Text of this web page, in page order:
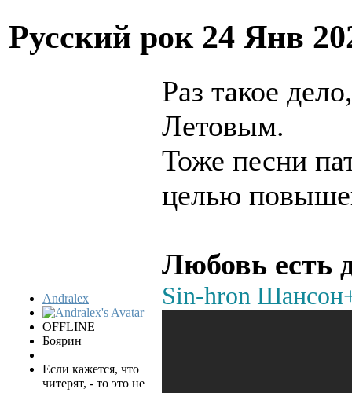
Русский рок 24 Янв
Andralex
OFFLINE
Боярин
Если кажется, что
читерят, - то это не
Раз такое
Летовым.
Тоже песни
целью
Любовь есть
Sin-hron